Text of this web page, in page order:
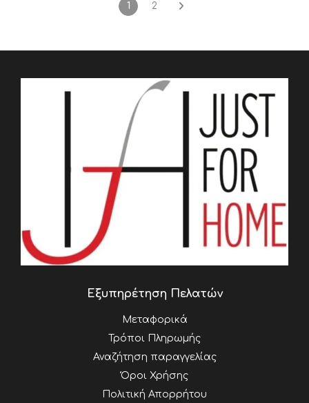
1 2
Εξυπηρέτηση Πελατών
Μεταφορικά
Τρόποι Πληρωμής
Αναζήτηση παραγγελίας
Όροι Χρήσης
Πολιτική Απορρήτου